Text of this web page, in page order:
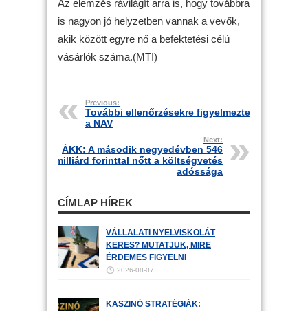
Az elemzés rávilágít arra is, hogy továbbra
is nagyon jó helyzetben vannak a vevők,
akik között egyre nő a befektetési célú
vásárlók száma.(MTI)
Previous:
További ellenőrzésekre figyelmeztet
a NAV
Next:
ÁKK: A második negyedévben 546
milliárd forinttal nőtt a költségvetés
adóssága
CÍMLAP HÍREK
VÁLLALATI NYELVISKOLÁT
KERES? MUTATJUK, MIRE
ÉRDEMES FIGYELNI
2026-08-07
KASZINÓ STRATÉGIÁK: